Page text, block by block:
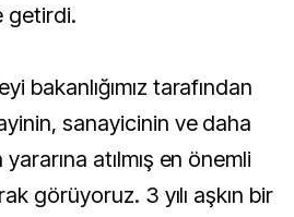
getirdi.
bakanlığımız tarafından
sanayicinin ve daha
atılmış en önemli
görüyoruz. 3 yılı aşkın bir